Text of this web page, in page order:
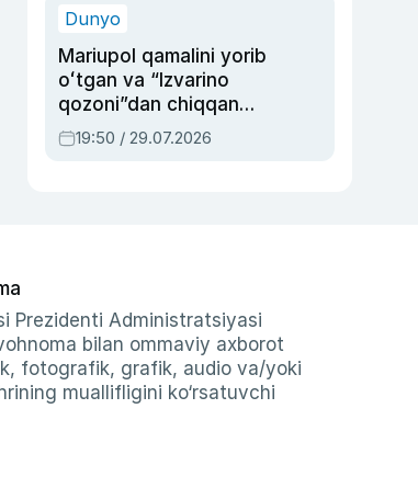
Dunyo
Mariupol qamalini yorib
oʻtgan va “Izvarino
qozoni”dan chiqqan
qahramon — Ukraina
armiyasi bosh
19:50 / 29.07.2026
Prezidenti Administratsiyasi
bilan ommaviy axborot
fotografik, grafik, audio va/yoki
muallifligini ko‘rsatuvchi